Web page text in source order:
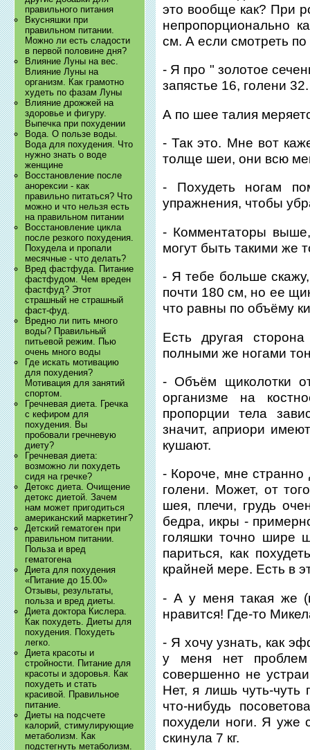
правильного питания
Вкусняшки при
правильном питании.
Можно ли есть сладости
в первой половине дня?
Влияние Луны на вес.
Влияние Луны на
организм. Как грамотно
худеть по фазам Луны
Влияние дрожжей на
здоровье и фигуру.
Выпечка при похудении
Вода. О пользе воды.
Вода для похудения. Что
нужно знать о воде
женщине
Восстановление после
анорексии - как
правильно питаться? Что
можно и что нельзя есть
на правильном питании
Восстановление цикла
после резкого похудения.
Похудела и пропали
месячные - что делать?
Вред фастфуда. Питание
фастфудом. Чем вреден
фастфуд? Этот
страшный не страшный
фаст-фуд.
Вредно ли пить много
воды? Правильный
питьевой режим. Пью
очень много воды
Где искать мотивацию
для похудения?
Мотивация для занятий
спортом.
Гречневая диета. Гречка
с кефиром для
похудения. Вы
пробовали гречневую
диету?
Гречневая диета:
возможно ли похудеть
сидя на гречке?
Детокс диета. Очищение
детокс диетой. Зачем
нам может пригодиться
американский маркетинг?
Детский гематоген при
правильном питании.
Польза и вред
гематогена
Диета для похудения
«Питание до 15.00»
Отзывы, результаты,
польза и вред диеты.
Диета доктора Кислера.
Как похудеть. Диеты для
похудения. Похудеть
легко.
Диета красоты и
стройности. Питание для
красоты и здоровья. Как
похудеть и стать
красивой. Правильное
питание.
Диеты на подсчете
калорий, стимулирующие
метаболизм. Как
подстегнуть метаболизм.
это вообще как? При
непропорционально
см. А если смотреть
- Я про " золотое
запястье 16, голени
А по шее талия
- Так это. Мне вот
толще шеи, они всю
- Похудеть ногам
упражнения, чтобы
- Комментаторы
могут быть такими же
- Я тебе больше
почти 180 см, но ее
что равны по объёму
Есть другая
полными же ногами
- Объём щиколотки
организме на
пропорции тела
значит, априори
кушают.
- Короче, мне
голени. Может, от
шея, плечи, грудь
бедра, икры -
голяшки точно шире
париться, как
крайней мере. Есть в
- А у меня такая же
нравится! Где-то
- Я хочу узнать, как
у меня нет
совершенно не
Нет, я лишь чуть-чуть
что-нибудь
похудели ноги. Я уже
скинула 7 кг.